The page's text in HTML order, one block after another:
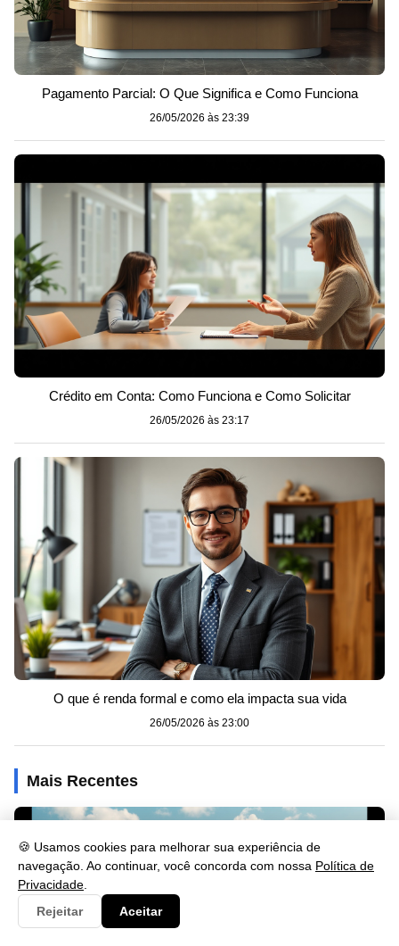
🍪 Usamos cookies para melhorar sua experiência de
navegação. Ao continuar, você concorda com nossa Política de
Privacidade
Rejeitar
Aceitar
Pagamento Parcial: O Que Significa e Como Funciona
26/05/2026 às 23:39
Crédito em Conta: Como Funciona e Como Solicitar
26/05/2026 às 23:17
O que é renda formal e como ela impacta sua vida
26/05/2026 às 23:00
Mais Recentes